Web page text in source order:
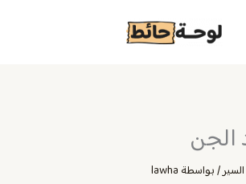
الجن
/ بواسطة lawha